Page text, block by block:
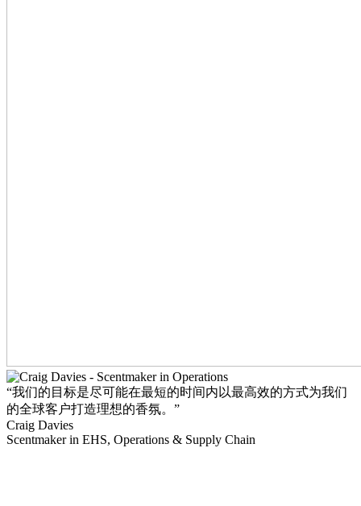
“我们的目标是尽可能在最短的时间内以最高效的方式为我们
的全球客户打造理想的香氛。”
Craig Davies
Scentmaker in EHS, Operations & Supply Chain